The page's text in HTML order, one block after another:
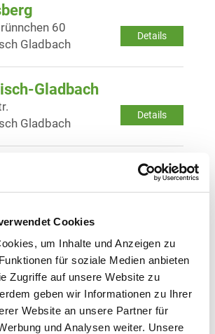
Cookies
um Inhalte und Anzeigen zu
für soziale Medien anbieten
Zugriffe auf unsere Website zu
geben wir Informationen zu Ihrer
Website an unsere Partner für
und Analysen weiter. Unsere
Details
60
Gladbach
Gladbach
Details
Gladbach
Details
Rhld.
Details